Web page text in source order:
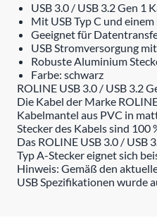
USB 3.0 / USB 3.2 Gen
Mit USB Typ C und
Geeignet für
USB Stromversorgung
Robuste Aluminium
Farbe: schwarz
ROLINE USB 3.0 / USB 3.2
Die Kabel der Marke
Kabelmantel aus PVC in
Stecker des Kabels sind
Das ROLINE USB 3.0 /
Typ A-Stecker eignet sich
Hinweis: Gemäß den
USB Spezifikationen wurde